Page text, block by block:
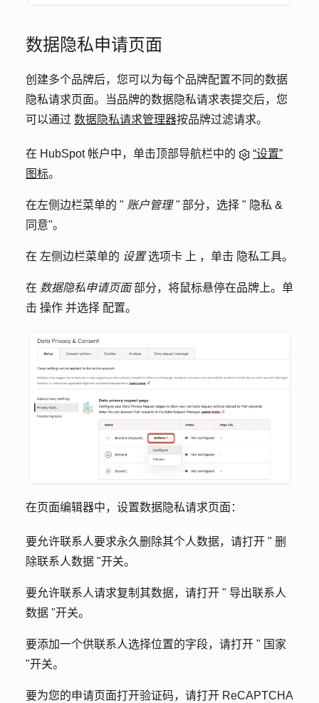
数据隐私申请页面
创建多个品牌后，您可以为每个品牌配置不同的数据
隐私请求页面。当品牌的数据隐私请求表提交后，您
可以通过 数据隐私请求管理器按品牌过滤请求。
在 HubSpot 帐户中，单击顶部导航栏中的
“设置”
图标。
在左侧边栏菜单的 " 账户管理 "部分，选择 " 隐私 &
同意"。
在 左侧边栏菜单的 设置选项卡 上 ，单击 隐私工具。
在 数据隐私申请页面部分，将鼠标悬停在品牌上。单
击 操作 并选择 配置。
在页面编辑器中，设置数据隐私请求页面：
要允许联系人要求永久删除其个人数据，请打开 " 删
除联系人数据 "开关。
要允许联系人请求复制其数据，请打开 " 导出联系人
数据 "开关。
要添加一个供联系人选择位置的字段，请打开 " 国家
"开关。
要为您的申请页面打开验证码，请打开 ReCAPTCHA